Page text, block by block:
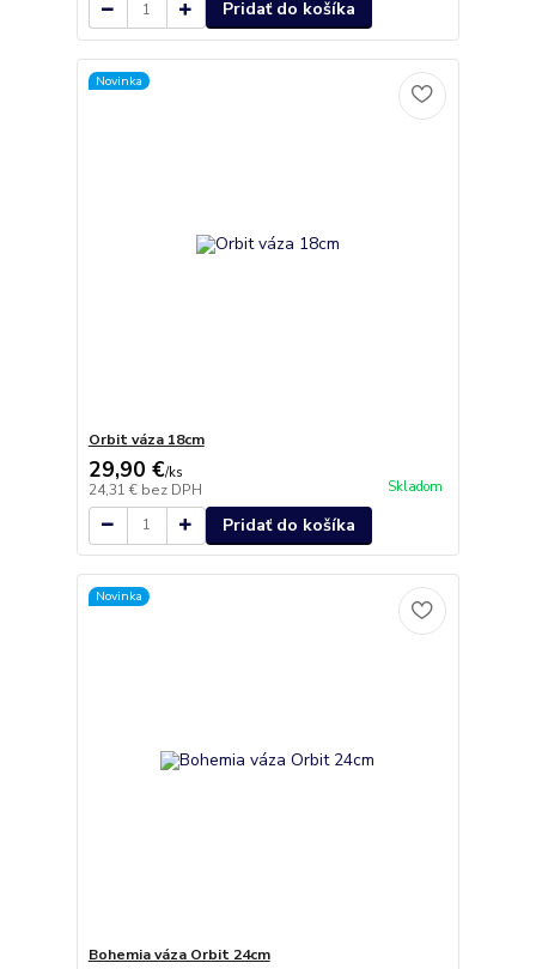
Pridať do košíka
Novinka
Orbit váza 18cm
29,90 €/ks
24,31 € bez DPH Skladom
Pridať do košíka
Novinka
Bohemia váza Orbit 24cm